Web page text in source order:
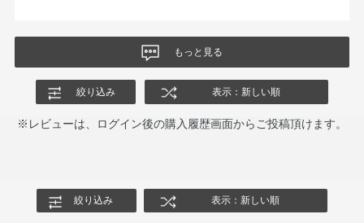
もっと見る
絞り込み 表示：新しい順
※レビューは、ログイン後の購入履歴画面からご投稿頂けます。
絞り込み 表示：新しい順